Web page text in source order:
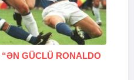
“ƏN GÜCLÜ RONALDO